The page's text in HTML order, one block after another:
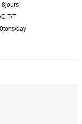
8jours
C T/T
day